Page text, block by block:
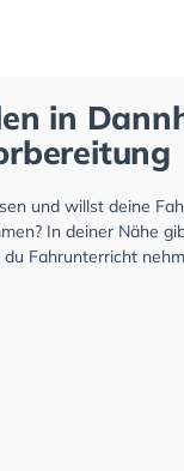
in
und willst deine
In deiner Nähe
Fahrunterricht